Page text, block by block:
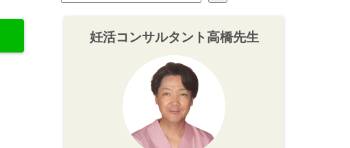
妊活コンサルタント高橋先生